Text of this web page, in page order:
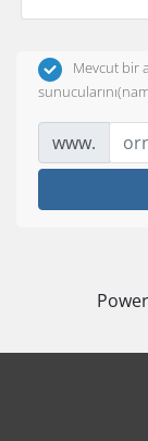
Mevcut bir
www.